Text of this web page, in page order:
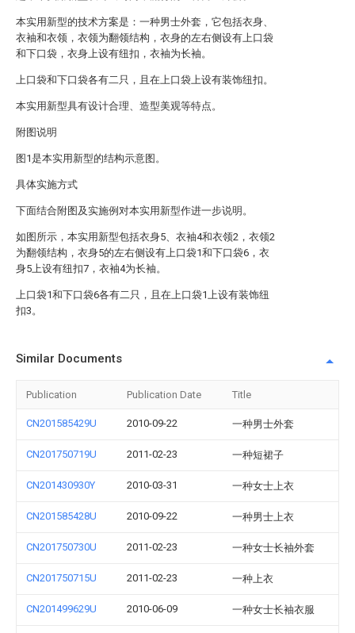
本实用新型的技术方案是：一种男士外套，它包括衣身、
衣袖和衣领，衣领为翻领结构，衣身的左右侧设有上口袋
和下口袋，衣身上设有纽扣，衣袖为长袖。
上口袋和下口袋各有二只，且在上口袋上设有装饰纽扣。
本实用新型具有设计合理、造型美观等特点。
附图说明
图1是本实用新型的结构示意图。
具体实施方式
下面结合附图及实施例对本实用新型作进一步说明。
如图所示，本实用新型包括衣身5、衣袖4和衣领2，衣领2
为翻领结构，衣身5的左右侧设有上口袋1和下口袋6，衣
身5上设有纽扣7，衣袖4为长袖。
上口袋1和下口袋6各有二只，且在上口袋1上设有装饰纽
扣3。
Similar Documents
Publication Publication Date Title
CN201585429U 2010-09-22 一种男士外套
CN201750719U 2011-02-23 一种短裙子
CN201430930Y 2010-03-31 一种女士上衣
CN201585428U 2010-09-22 一种男士上衣
CN201750730U 2011-02-23 一种女士长袖外套
CN201750715U 2011-02-23 一种上衣
CN201499629U 2010-06-09 一种女士长袖衣服